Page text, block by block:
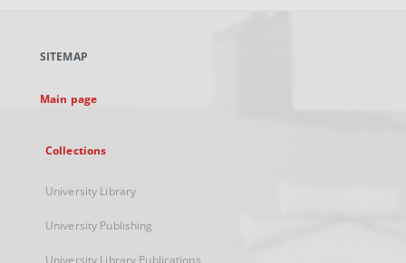
new
SITEMAP
Main page
Collections
University Library
University Publishing
University Library Publications